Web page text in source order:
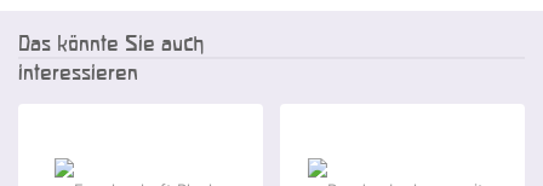
Das könnte Sie auch
interessieren